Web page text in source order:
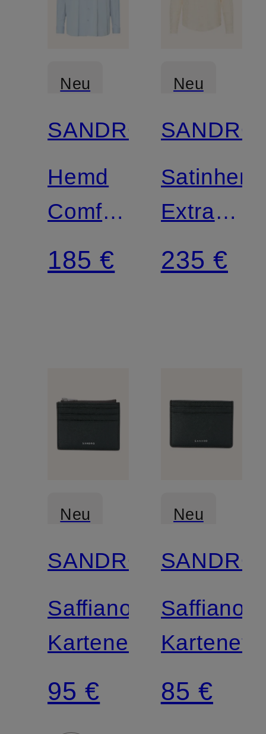
Neu
SANDRO
Hemd
Comfort
Fit
185 €
Neu
SANDRO
Extra
Slim Fit
235 €
Neu
SANDRO
Saffiano-
Kartenetui
95 €
Neu
SANDRO
Saffiano-
Kartenetui
85 €